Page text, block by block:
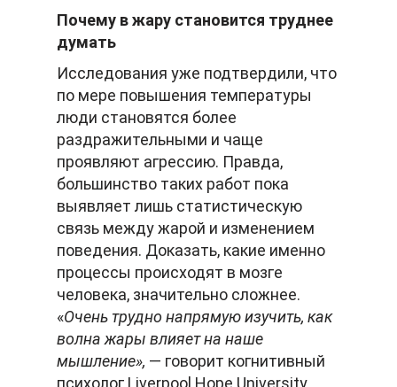
Почему в жару становится труднее
думать
Исследования уже подтвердили, что
по мере повышения температуры
люди становятся более
раздражительными и чаще
проявляют агрессию. Правда,
большинство таких работ пока
выявляет лишь статистическую
связь между жарой и изменением
поведения. Доказать, какие именно
процессы происходят в мозге
человека, значительно сложнее.
«Очень трудно напрямую изучить, как
волна жары влияет на наше
мышление», — говорит когнитивный